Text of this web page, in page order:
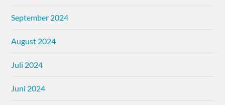
September 2024
August 2024
Juli 2024
Juni 2024